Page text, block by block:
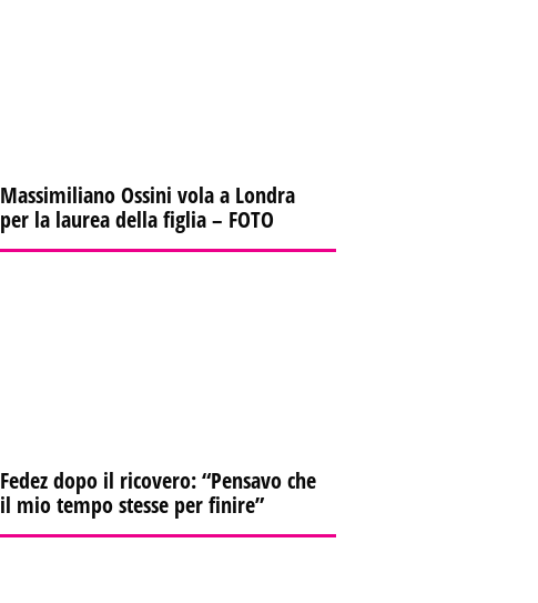
Massimiliano Ossini vola a Londra
per la laurea della figlia – FOTO
Fedez dopo il ricovero: “Pensavo che
il mio tempo stesse per finire”